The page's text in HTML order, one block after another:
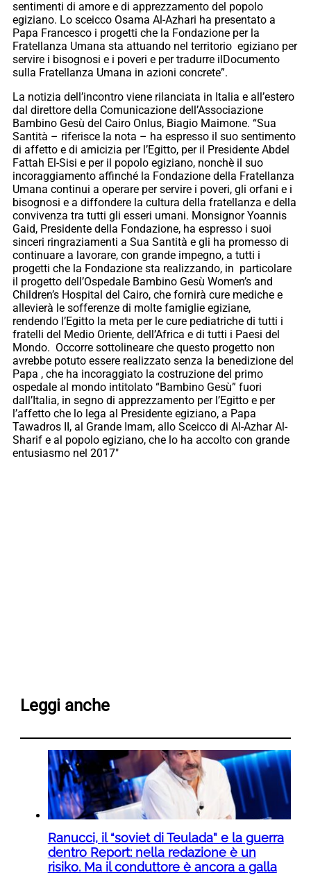
sentimenti di amore e di apprezzamento del popolo
egiziano. Lo sceicco Osama Al-Azhari ha presentato a
Papa Francesco i progetti che la Fondazione per la
Fratellanza Umana sta attuando nel territorio egiziano per
servire i bisognosi e i poveri e per tradurre ilDocumento
sulla Fratellanza Umana in azioni concrete”.
La notizia dell’incontro viene rilanciata in Italia e all’estero
dal direttore della Comunicazione dell’Associazione
Bambino Gesù del Cairo Onlus, Biagio Maimone. “Sua
Santità – riferisce la nota – ha espresso il suo sentimento
di affetto e di amicizia per l’Egitto, per il Presidente Abdel
Fattah El-Sisi e per il popolo egiziano, nonchè il suo
incoraggiamento affinché la Fondazione della Fratellanza
Umana continui a operare per servire i poveri, gli orfani e i
bisognosi e a diffondere la cultura della fratellanza e della
convivenza tra tutti gli esseri umani. Monsignor Yoannis
Gaid, Presidente della Fondazione, ha espresso i suoi
sinceri ringraziamenti a Sua Santità e gli ha promesso di
continuare a lavorare, con grande impegno, a tutti i
progetti che la Fondazione sta realizzando, in particolare
il progetto dell’Ospedale Bambino Gesù Women’s and
Children’s Hospital del Cairo, che fornirà cure mediche e
allevierà le sofferenze di molte famiglie egiziane,
rendendo l’Egitto la meta per le cure pediatriche di tutti i
fratelli del Medio Oriente, dell’Africa e di tutti i Paesi del
Mondo. Occorre sottolineare che questo progetto non
avrebbe potuto essere realizzato senza la benedizione del
Papa , che ha incoraggiato la costruzione del primo
ospedale al mondo intitolato “Bambino Gesù” fuori
dall’Italia, in segno di apprezzamento per l’Egitto e per
l’affetto che lo lega al Presidente egiziano, a Papa
Tawadros II, al Grande Imam, allo Sceicco di Al-Azhar Al-
Sharif e al popolo egiziano, che lo ha accolto con grande
entusiasmo nel 2017″
Leggi anche
Ranucci, il “soviet di Teulada” e la guerra
dentro Report: nella redazione è un
risiko. Ma il conduttore è ancora a galla